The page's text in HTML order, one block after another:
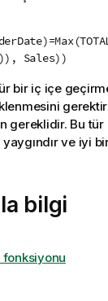
Sales))
bir iç içe
gereklidir. Bu
ve iyi
bilgi